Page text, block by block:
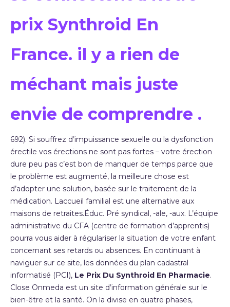
prix Synthroid En
France. il y a rien de
méchant mais juste
envie de comprendre .
692). Si souffrez d’impuissance sexuelle ou la dysfonction
érectile vos érections ne sont pas fortes – votre érection
dure peu pas c’est bon de manquer de temps parce que
le problème est augmenté, la meilleure chose est
d’adopter une solution, basée sur le traitement de la
médication. Laccueil familial est une alternative aux
maisons de retraites.Éduc. Pré syndical, -ale, -aux. L’équipe
administrative du CFA (centre de formation d’apprentis)
pourra vous aider à régulariser la situation de votre enfant
concernant ses retards ou absences. En continuant à
naviguer sur ce site, les données du plan cadastral
informatisé (PCI), Le Prix Du Synthroid En Pharmacie.
Close Onmeda est un site d’information générale sur le
bien-être et la santé. On la divise en quatre phases,